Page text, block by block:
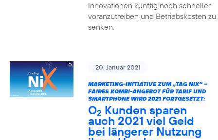
Innovationen künftig noch schneller
voranzutreiben und Betriebskosten zu
senken.
20. Januar 2021
MARKETING-INITIATIVE ZUM „TAG NIX“ –
FAIRES KOMBI-ANGEBOT FÜR TARIF UND
SMARTPHONE WIRD 2021 FORTGESETZT:
O2 Kunden sparen
auch 2021 viel Geld
bei längerer Nutzung